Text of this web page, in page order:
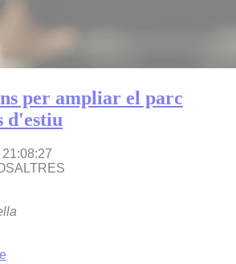
per ampliar el parc
d'estiu